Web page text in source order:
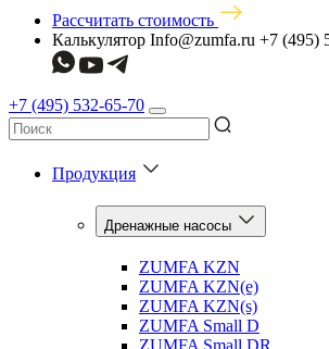
Рассчитать стоимость
Калькулятор Info@zumfa.ru +7 (495)
+7 (495) 532-65-70
Продукция
Дренажные насосы
ZUMFA KZN
ZUMFA KZN(e)
ZUMFA KZN(s)
ZUMFA Small D